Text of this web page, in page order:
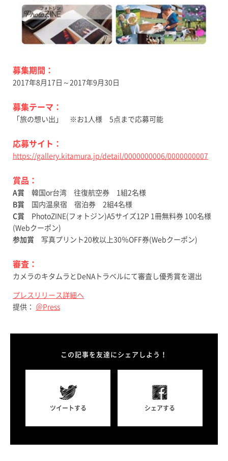
募集期間：
2017年8月17日～2017年9月30日
募集テーマ：
「旅の想い出」 ※お1人様 5点まで応募可能
応募サイト：
https://gallery.kitamura.jp/detail/0000000006/0000000007
賞品：
A賞 韓国or台湾 往復航空券 1組2名様
B賞 国内温泉宿 宿泊券 2組4名様
C賞 PhotoZINE(フォトジン)A5サイズ12P 1冊無料券 100名様
(Webクーポン)
参加賞 写真プリント20枚以上30％OFF券(Webクーポン)
審査：
カメラのキタムラとDeNAトラベルにて審査し優秀賞を選出
プレスリリース詳細へ
提供： ＠Press
この記事を友達にシェアしよう！
ツイートする シェアする